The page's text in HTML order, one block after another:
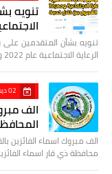
تنويه
تنويه بشأن المتقدمين على
الرعاية الاجتماعية عام 2022 ومعرفة معلوما…
02 ديسمبر 2020
الف
الف مبروك اسماء الفائزين
محافظة ذي قار اسماء